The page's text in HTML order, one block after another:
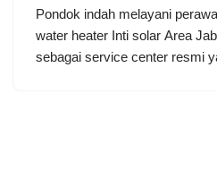
Pondok indah melayani
water heater Inti solar Area
sebagai service center resmi